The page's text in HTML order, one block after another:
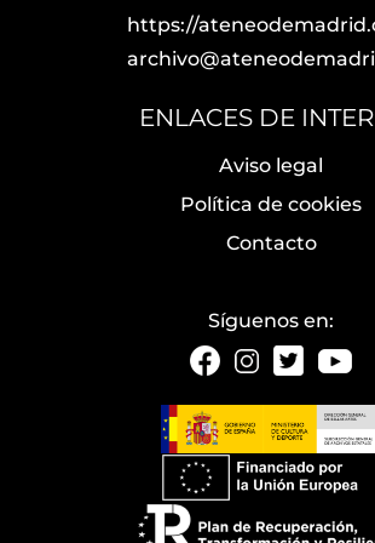
https://
ENLACES DE
Aviso legal
Política de cookies
Contacto
Síguenos en: